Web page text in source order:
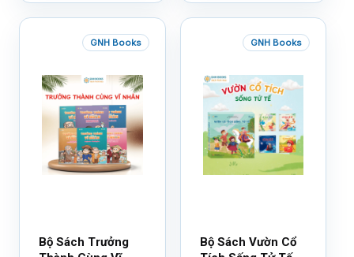
GNH Books
Bộ Sách Trưởng
GNH Books
Bộ Sách Vườn Cổ